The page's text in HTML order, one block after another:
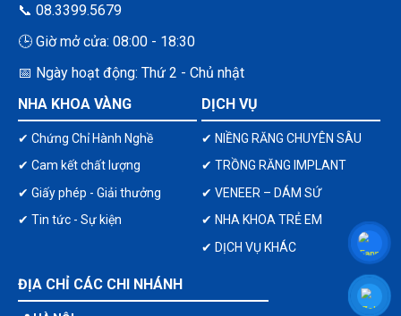
📞 08.3399.5679
🕒 Giờ mở cửa: 08:00 - 18:30
📅 Ngày hoạt động: Thứ 2 - Chủ nhật
NHA KHOA VÀNG
✔ Chứng Chỉ Hành Nghề
✔ Cam kết chất lượng
✔ Giấy phép - Giải thưởng
✔ Tin tức - Sự kiện
DỊCH VỤ
✔ NIỀNG RĂNG CHUYÊN SÂU
✔ TRỒNG RĂNG IMPLANT
✔ VENEER – DÁM SỨ
✔ NHA KHOA TRẺ EM
✔ DỊCH VỤ KHÁC
ĐỊA CHỈ CÁC CHI NHÁNH